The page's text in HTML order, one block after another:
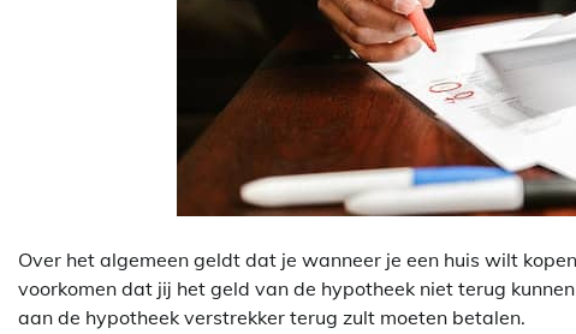
Over het algemeen geldt dat je wanneer je een huis wilt
voorkomen dat jij het geld van de hypotheek niet terug
aan de hypotheek verstrekker terug zult moeten betalen.